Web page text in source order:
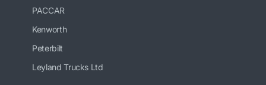
PACCAR
Kenworth
Peterbilt
Leyland Trucks Ltd